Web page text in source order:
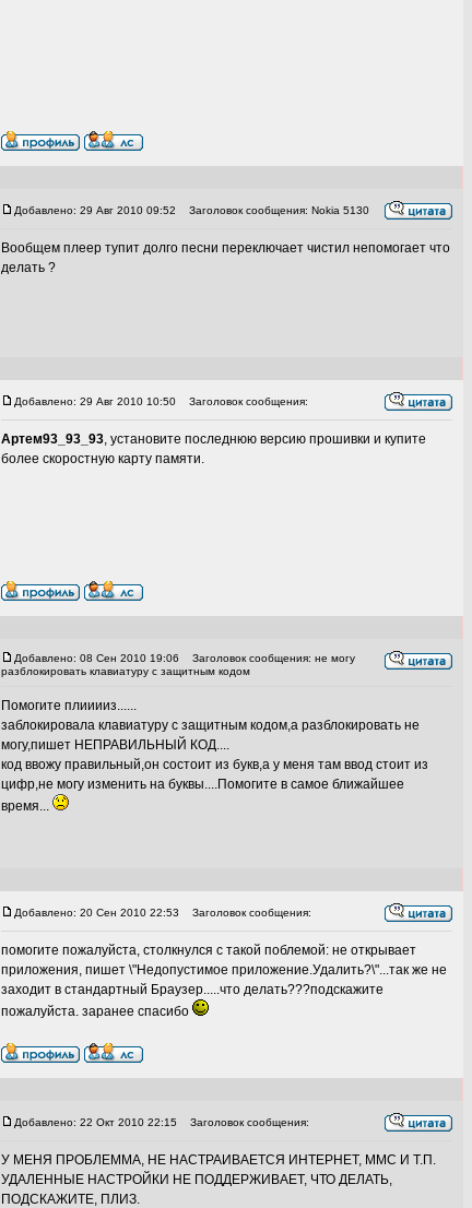
Добавлено: 29 Авг 2010 09:52 Заголовок сообщения: Nokia 5130
Вообщем плеер тупит долго песни переключает чистил непомогает что
делать ?
Добавлено: 29 Авг 2010 10:50 Заголовок сообщения:
Артем93_93_93, установите последнюю версию прошивки и купите
более скоростную карту памяти.
Добавлено: 08 Сен 2010 19:06
Заголовок сообщения: не могу
разблокировать клавиатуру с защитным кодом
Помогите плииииз......
заблокировала клавиатуру с защитным кодом,а разблокировать не
могу,пишет НЕПРАВИЛЬНЫЙ КОД....
код ввожу правильный,он состоит из букв,а у меня там ввод стоит из
цифр,не могу изменить на буквы....Помогите в самое ближайшее
время...
Добавлено: 20 Сен 2010 22:53 Заголовок сообщения:
помогите пожалуйста, столкнулся с такой поблемой: не открывает
приложения, пишет \"Недопустимое приложение.Удалить?\"...так же не
заходит в стандартный Браузер.....что делать???подскажите
пожалуйста. заранее спасибо
Добавлено: 22 Окт 2010 22:15 Заголовок сообщения:
У МЕНЯ ПРОБЛЕММА, НЕ НАСТРАИВАЕТСЯ ИНТЕРНЕТ, ММС И Т.П.
УДАЛЕННЫЕ НАСТРОЙКИ НЕ ПОДДЕРЖИВАЕТ, ЧТО ДЕЛАТЬ,
ПОДСКАЖИТЕ, ПЛИЗ.